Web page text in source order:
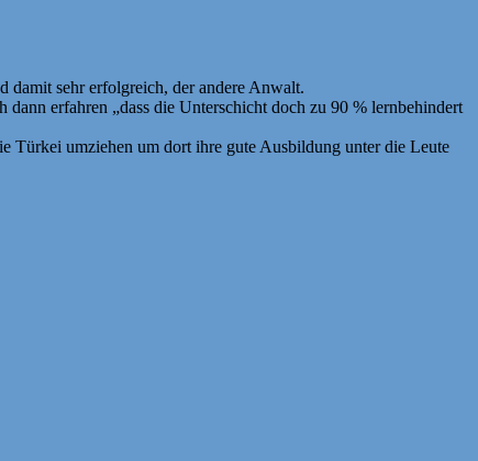
damit sehr erfolgreich, der andere Anwalt.
erfahren „dass die Unterschicht doch zu 90 % lernbehindert
Türkei umziehen um dort ihre gute Ausbildung unter die Leute